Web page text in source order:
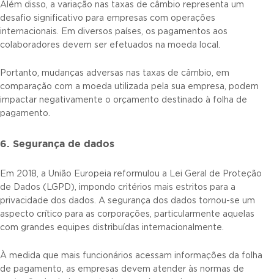
Além disso, a variação nas taxas de câmbio representa um
desafio significativo para empresas com operações
internacionais. Em diversos países, os pagamentos aos
colaboradores devem ser efetuados na moeda local.
Portanto, mudanças adversas nas taxas de câmbio, em
comparação com a moeda utilizada pela sua empresa, podem
impactar negativamente o orçamento destinado à folha de
pagamento.
6. Segurança de dados
Em 2018, a União Europeia reformulou a Lei Geral de Proteção
de Dados (LGPD), impondo critérios mais estritos para a
privacidade dos dados. A segurança dos dados tornou-se um
aspecto crítico para as corporações, particularmente aquelas
com grandes equipes distribuídas internacionalmente.
À medida que mais funcionários acessam informações da folha
de pagamento, as empresas devem atender às normas de